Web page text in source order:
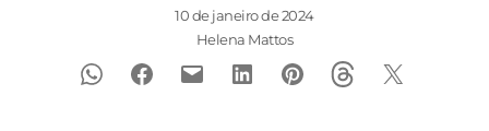
10 de janeiro de 2024
Helena Mattos